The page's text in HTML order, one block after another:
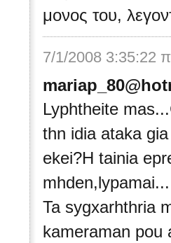
μονος του,
7/1/2008 3:35:22
Lyphtheite
thn idia ataka
ekei?H tainia
mhden,lypamai...
Ta sygxarhthria
kameraman pou